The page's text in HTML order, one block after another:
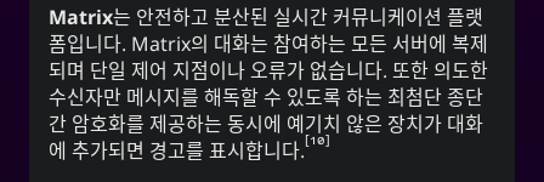
Matrix는 안전하고 분산된 실시간 커뮤니케이션 플랫
폼입니다. Matrix의 대화는 참여하는 모든 서버에 복제
되며 단일 제어 지점이나 오류가 없습니다. 또한 의도한
수신자만 메시지를 해독할 수 있도록 하는 최첨단 종단
간 암호화를 제공하는 동시에 예기치 않은 장치가 대화
에 추가되면 경고를 표시합니다. 10